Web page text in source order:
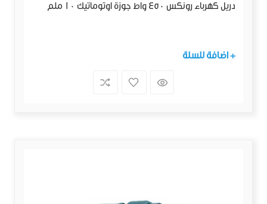
دريل كهرباء رونكس 450 واط جوزة اوتوماتيك 10 ملم
+ اضافة للسلة